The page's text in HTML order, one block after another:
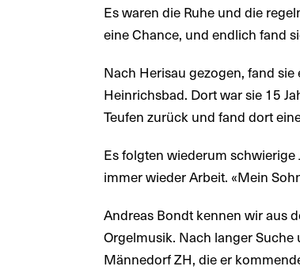
Es waren die Ruhe und die
eine Chance, und endlich fand
Nach Herisau gezogen, fand
Heinrichsbad. Dort war sie 15
Teufen zurück und fand dort
Es folgten wiederum
immer wieder Arbeit. «Mein
Andreas Bondt kennen wir aus
Orgelmusik. Nach langer
Männedorf ZH, die er